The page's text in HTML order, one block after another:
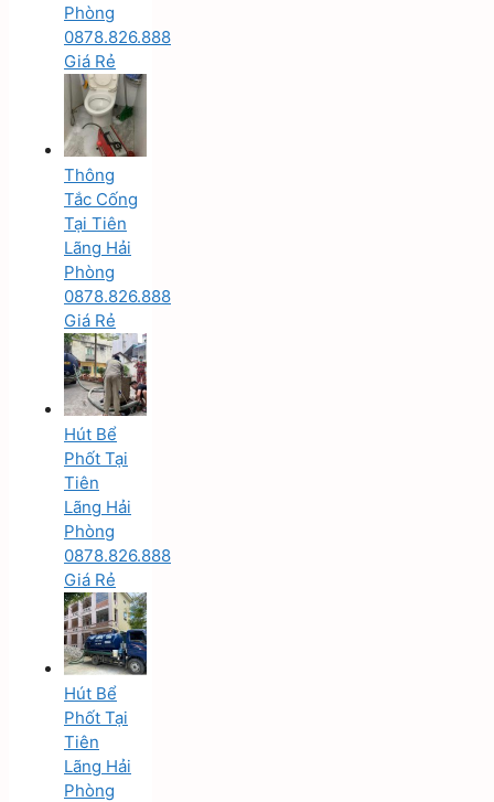
Phòng
0878.826.888
Giá Rẻ
Thông
Tắc Cống
Tại Tiên
Lãng Hải
Phòng
0878.826.888
Giá Rẻ
Hút Bể
Phốt Tại
Tiên
Lãng Hải
Phòng
0878.826.888
Giá Rẻ
Hút Bể
Phốt Tại
Tiên
Lãng Hải
Phòng